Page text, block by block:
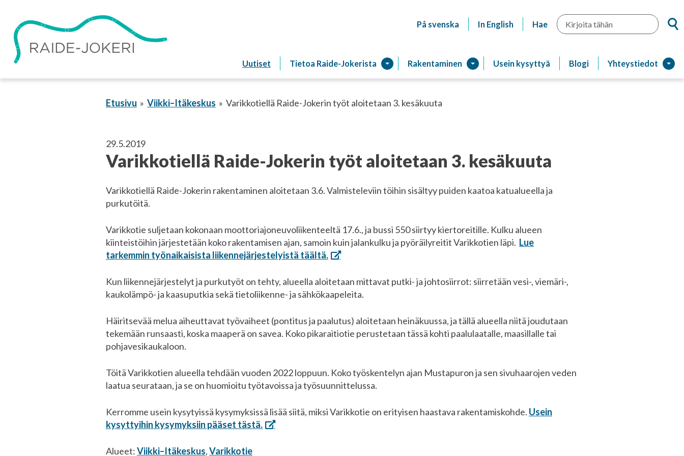
sisältöön
På svenska In English Hae Hae
Uutiset Tietoa Raide-Jokerista Raitiotien
Rakentaminen Usein kysyttyä Blogi Yhteystiedot
Etusivu Viikki–Itäkeskus Varikkotiellä Raide-Jokerin työt aloitetaan 3. kesäkuuta
29.5.2019
Varikkotiellä Raide-Jokerin työt aloitetaan 3. kesäkuuta
Varikkotiellä Raide-Jokerin rakentaminen aloitetaan 3.6. Valmisteleviin töihin sisältyy puiden kaatoa katualueella ja
purkutöitä.
Varikkotie suljetaan kokonaan moottoriajoneuvoliikenteeltä 17.6., ja bussi 550 siirtyy kiertoreitille. Kulku alueen
kiinteistöihin järjestetään koko rakentamisen ajan, samoin kuin jalankulku ja pyöräilyreitit Varikkotien läpi. Lue
tarkemmin työnaikaisista liikennejärjestelyistä täältä.
Kun liikennejärjestelyt ja purkutyöt on tehty, alueella aloitetaan mittavat putki- ja johtosiirrot: siirretään vesi-, viemäri-,
kaukolämpö- ja kaasuputkia sekä tietoliikenne- ja sähkökaapeleita.
Häiritsevää melua aiheuttavat työvaiheet (pontitus ja paalutus) aloitetaan heinäkuussa, ja tällä alueella niitä joudutaan
tekemään runsaasti, koska maaperä on savea. Koko pikaraitiotie perustetaan tässä kohti paalulaatalle, maasillalle tai
pohjavesikaukaloon.
Töitä Varikkotien alueella tehdään vuoden 2022 loppuun. Koko työskentelyn ajan Mustapuron ja sen sivuhaarojen veden
laatua seurataan, ja se on huomioitu työtavoissa ja työsuunnittelussa.
Kerromme usein kysytyissä kysymyksissä lisää siitä, miksi Varikkotie on erityisen haastava rakentamiskohde. Usein
kysyttyihin kysymyksiin pääset tästä.
Alueet:Viikki–Itäkeskus,Varikkotie